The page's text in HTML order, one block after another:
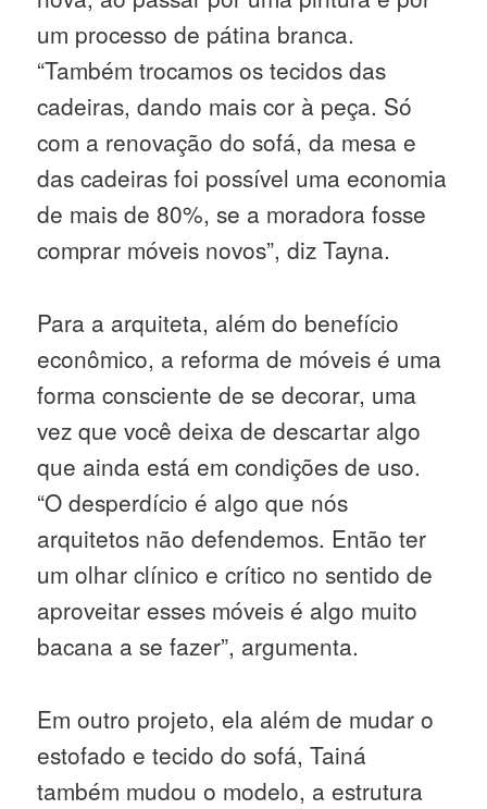
um processo de pátina branca.
“Também trocamos os tecidos das
cadeiras, dando mais cor à peça. Só
com a renovação do sofá, da mesa e
das cadeiras foi possível uma economia
de mais de 80%, se a moradora fosse
comprar móveis novos”, diz Tayna.
Para a arquiteta, além do benefício
econômico, a reforma de móveis é uma
forma consciente de se decorar, uma
vez que você deixa de descartar algo
que ainda está em condições de uso.
“O desperdício é algo que nós
arquitetos não defendemos. Então ter
um olhar clínico e crítico no sentido de
aproveitar esses móveis é algo muito
bacana a se fazer”, argumenta.
Em outro projeto, ela além de mudar o
estofado e tecido do sofá, Tainá
também mudou o modelo, a estrutura